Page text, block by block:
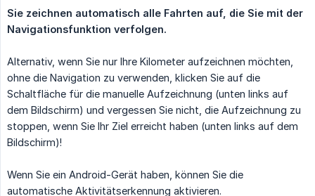
Sie zeichnen automatisch alle Fahrten auf, die Sie mit der
Navigationsfunktion verfolgen.
Alternativ, wenn Sie nur Ihre Kilometer aufzeichnen möchten,
ohne die Navigation zu verwenden, klicken Sie auf die
Schaltfläche für die manuelle Aufzeichnung (unten links auf
dem Bildschirm) und vergessen Sie nicht, die Aufzeichnung zu
stoppen, wenn Sie Ihr Ziel erreicht haben (unten links auf dem
Bildschirm)!
Wenn Sie ein Android-Gerät haben, können Sie die
automatische Aktivitätserkennung aktivieren.